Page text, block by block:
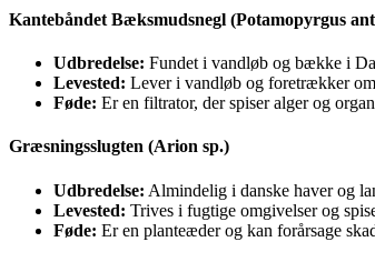
Kantebåndet Bæksmudsnegl (Potamopyrgus
Udbredelse: Fundet i vandløb og bække i
Levested: Lever i vandløb og foretrækker
Føde: Er en filtrator, der spiser alger og
Græsningsslugten (Arion sp.)
Udbredelse: Almindelig i danske haver og
Levested: Trives i fugtige omgivelser og
Føde: Er en planteæder og kan forårsage